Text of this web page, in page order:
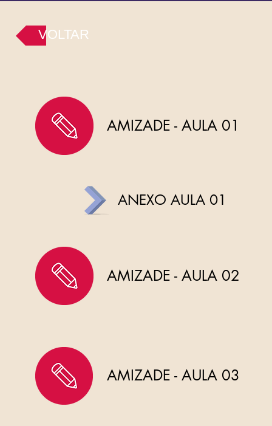
VOLTAR
AMIZADE - AULA 01
ANEXO AULA 01
AMIZADE - AULA 02
AMIZADE - AULA 03